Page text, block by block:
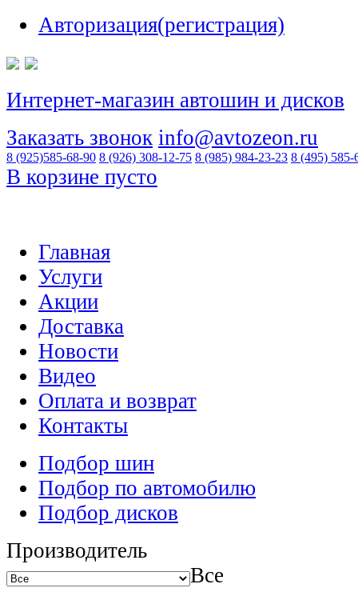
Авторизация(регистрация)
Интернет-магазин автошин и дисков
Заказать звонок info@avtozeon.ru
8 (925)585-68-90 8 (926) 308-12-75 8 (985) 984-23-23 8 (495) 585-
В корзине пусто
Главная
Услуги
Акции
Доставка
Новости
Видео
Оплата и возврат
Контакты
Подбор шин
Подбор по автомобилю
Подбор дисков
Производитель
Все